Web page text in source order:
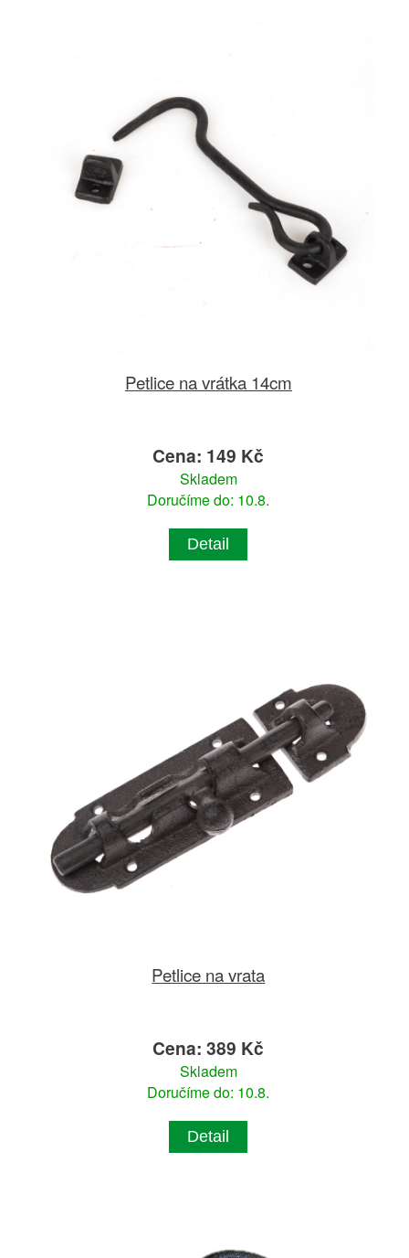
Petlice na vrátka 14cm
Cena: 149 Kč
Skladem
Doručíme do: 10.8.
Detail
Petlice na vrata
Cena: 389 Kč
Skladem
Doručíme do: 10.8.
Detail